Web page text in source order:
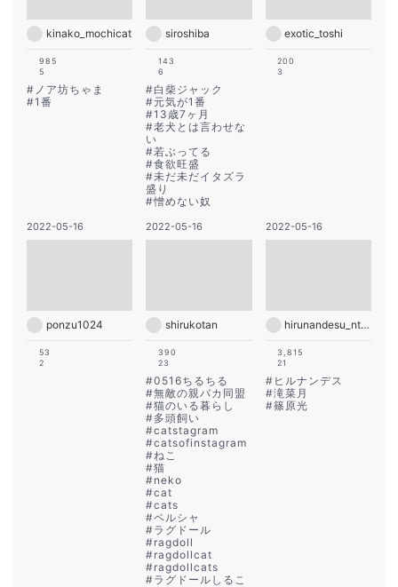
kinako_mochicat
985
5
# ノア坊ちゃま
#1番
siroshiba
143
6
#白柴ジャック
#元気が1番
#13歳7ヶ月
#老犬とは言わせな
い
#若ぶってる
#食欲旺盛
#未だ未だイタズラ
盛り
#憎めない奴
exotic_toshi
200
3
2022-05-16
ponzu1024
53
2
2022-05-16
shirukotan
390
23
#0516ちるちる
#無敵の親バカ同盟
#猫のいる暮らし
#多頭飼い
#catstagram
#catsofinstagram
#ねこ
#猫
#neko
#cat
#cats
#ペルシャ
#ラグドール
#ragdoll
#ragdollcat
#ragdollcats
#ラグドールしるこ
2022-05-16
hirunandesu_ntv_official
3,815
21
# ヒルナンデス
#滝菜月
#篠原光